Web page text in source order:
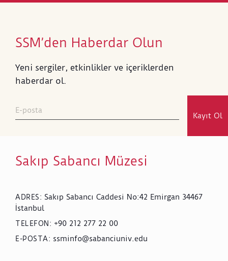
SSM’den Haberdar Olun
Yeni sergiler, etkinlikler ve içeriklerden
haberdar ol.
Kayıt Ol
Sakıp Sabancı Müzesi
ADRES: Sakıp Sabancı Caddesi No:42 Emirgan 34467
İstanbul
TELEFON : +90 212 277 22 00
E-POSTA: ssminfo@sabanciuniv.edu